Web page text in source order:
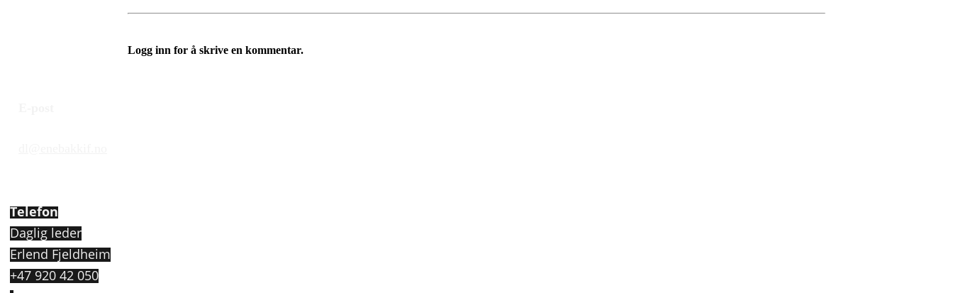
Logg inn for å skrive en kommentar.
Telefon
Daglig leder
Erlend Fjeldheim
+47 920 42 050